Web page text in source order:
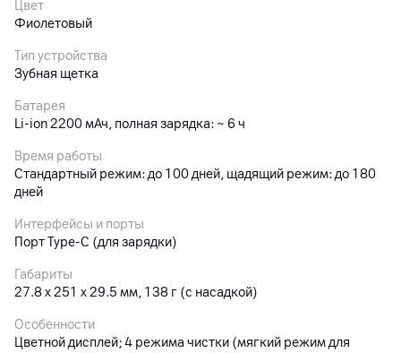
Цвет
Фиолетовый
Тип устройства
Зубная щетка
Батарея
Li-ion 2200 мАч, полная зарядка: ~ 6 ч
Время работы
Стандартный режим: до 100 дней, щадящий режим: до 180
дней
Интерфейсы и порты
Порт Type-C (для зарядки)
Габариты
27.8 х 251 x 29.5 мм, 138 г (с насадкой)
Особенности
Цветной дисплей; 4 режима чистки (мягкий режим для